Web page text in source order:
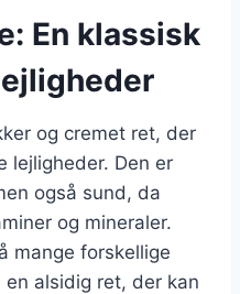
En klassisk
og cremet ret, der
lejligheder. Den er
også sund, da
og mineraler.
mange forskellige
alsidig ret, der kan